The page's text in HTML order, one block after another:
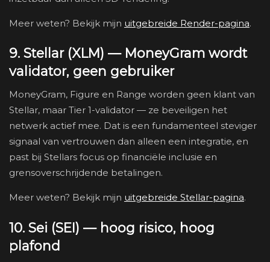
Meer weten? Bekijk mijn uitgebreide Render-pagina.
9. Stellar (XLM) — MoneyGram wordt
validator, geen gebruiker
MoneyGram, Figure en Range worden geen klant van
Stellar, maar Tier 1-validator — ze beveiligen het
netwerk actief mee. Dat is een fundamenteel steviger
signaal van vertrouwen dan alleen een integratie, en
past bij Stellars focus op financiële inclusie en
grensoverschrijdende betalingen.
Meer weten? Bekijk mijn uitgebreide Stellar-pagina.
10. Sei (SEI) — hoog risico, hoog
plafond